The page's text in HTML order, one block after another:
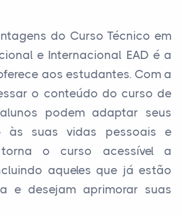
do Curso Técnico em
e Internacional EAD é a
aos estudantes. Com a
o conteúdo do curso de
podem adaptar seus
às suas vidas pessoais e
torna o curso acessível a
aqueles que já estão
e desejam aprimorar suas